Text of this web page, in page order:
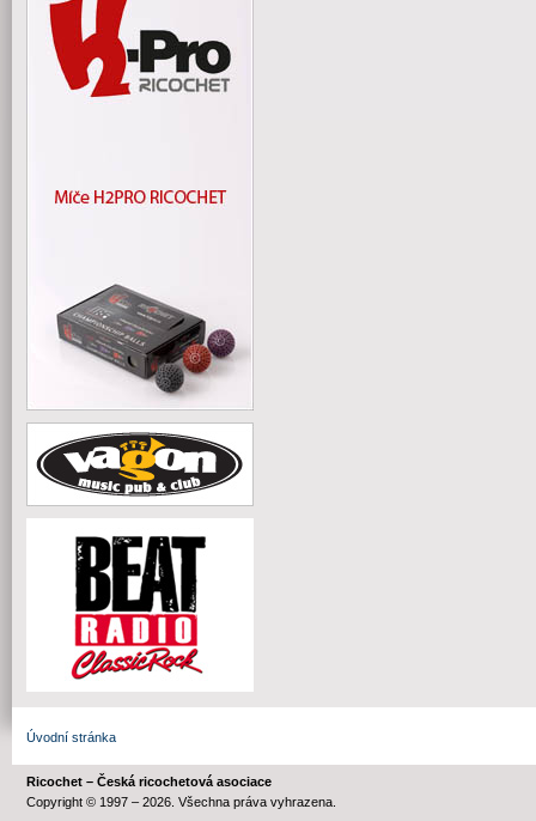
Úvodní stránka
Ricochet – Česká ricochetová asociace
Copyright © 1997 – 2026. Všechna práva vyhrazena.